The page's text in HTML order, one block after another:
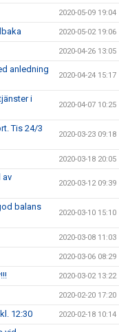
2020-05-09 19:04
2020-05-02 19:06
2020-04-26 13:05
anledning
2020-04-24 15:17
i
2020-04-07 10:25
Tis 24/3
2020-03-23 09:18
2020-03-18 20:05
av
2020-03-12 09:39
balans
2020-03-10 15:10
2020-03-08 11:03
2020-03-06 08:29
2020-03-02 13:22
2020-02-20 17:20
12:30 2020-02-18 10:14